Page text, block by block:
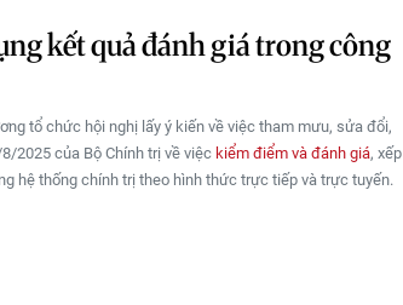
kết quả đánh giá trong công
tổ chức hội nghị lấy ý kiến về việc tham mưu, sửa đổi,
2025 của Bộ Chính trị về việc kiểm điểm và đánh giá, xếp
hệ thống chính trị theo hình thức trực tiếp và trực tuyến.